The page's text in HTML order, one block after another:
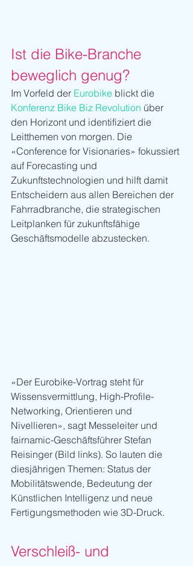
Ist die Bike-Branche
beweglich genug?
Im Vorfeld der Eurobike blickt die
Konferenz Bike Biz Revolution über
den Horizont und identifiziert die
Leitthemen von morgen. Die
«Conference for Visionaries» fokussiert
auf Forecasting und
Zukunftstechnologien und hilft damit
Entscheidern aus allen Bereichen der
Fahrradbranche, die strategischen
Leitplanken für zukunftsfähige
Geschäftsmodelle abzustecken.
«Der Eurobike-Vortrag steht für
Wissensvermittlung, High-Profile-
Networking, Orientieren und
Nivellieren», sagt Messeleiter und
fairnamic-Geschäftsführer Stefan
Reisinger (Bild links). So lauten die
diesjährigen Themen: Status der
Mobilitätswende, Bedeutung der
Künstlichen Intelligenz und neue
Fertigungsmethoden wie 3D-Druck.
Verschleiß- und